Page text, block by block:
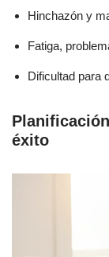
Hinchazón y
Fatiga,
Dificultad para
éxito